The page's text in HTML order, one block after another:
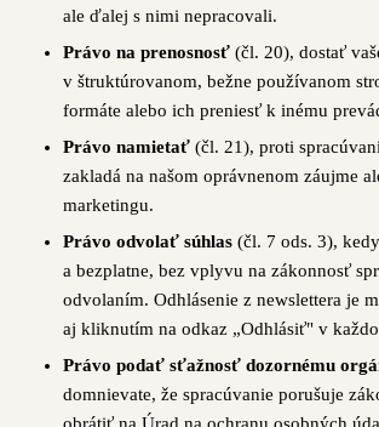
ale ďalej s nimi nepracovali.
Právo na prenosnosť (čl. 20), dostať
v štruktúrovanom, bežne používanom
formáte alebo ich preniesť k inému
Právo namietať (čl. 21), proti
zakladá na našom oprávnenom záujme
marketingu.
Právo odvolať súhlas (čl. 7 ods. 3),
a bezplatne, bez vplyvu na zákonnosť
odvolaním. Odhlásenie z newslettera je
aj kliknutím na odkaz „Odhlásiť" v
Právo podať sťažnosť dozornému
domnievate, že spracúvanie porušuje